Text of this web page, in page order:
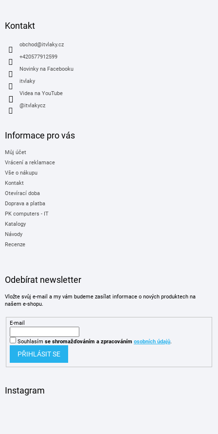
Kontakt
obchod@itvlaky.cz
+420577912599
Novinky na Facebooku
itvlaky
Videa na YouTube
@itvlakycz
Informace pro vás
Můj účet
Vrácení a reklamace
Vše o nákupu
Kontakt
Otevírací doba
Doprava a platba
PK computers - IT
Katalogy
Návody
Recenze
Odebírat newsletter
Vložte svůj e-mail a my vám budeme zasílat informace o nových produktech na
našem e-shopu.
E-mail
Souhlasím se shromažďováním a zpracováním osobních údajů.
PŘIHLÁSIT SE
Instagram